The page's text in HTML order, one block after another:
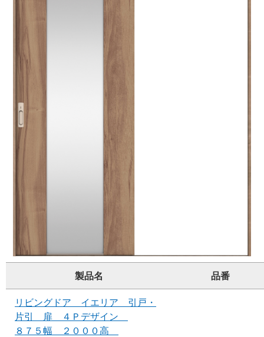
製品名 品番
リビングドア イエリア 引戸・
片引 扉 ４Ｐデザイン
８７５幅 ２０００高